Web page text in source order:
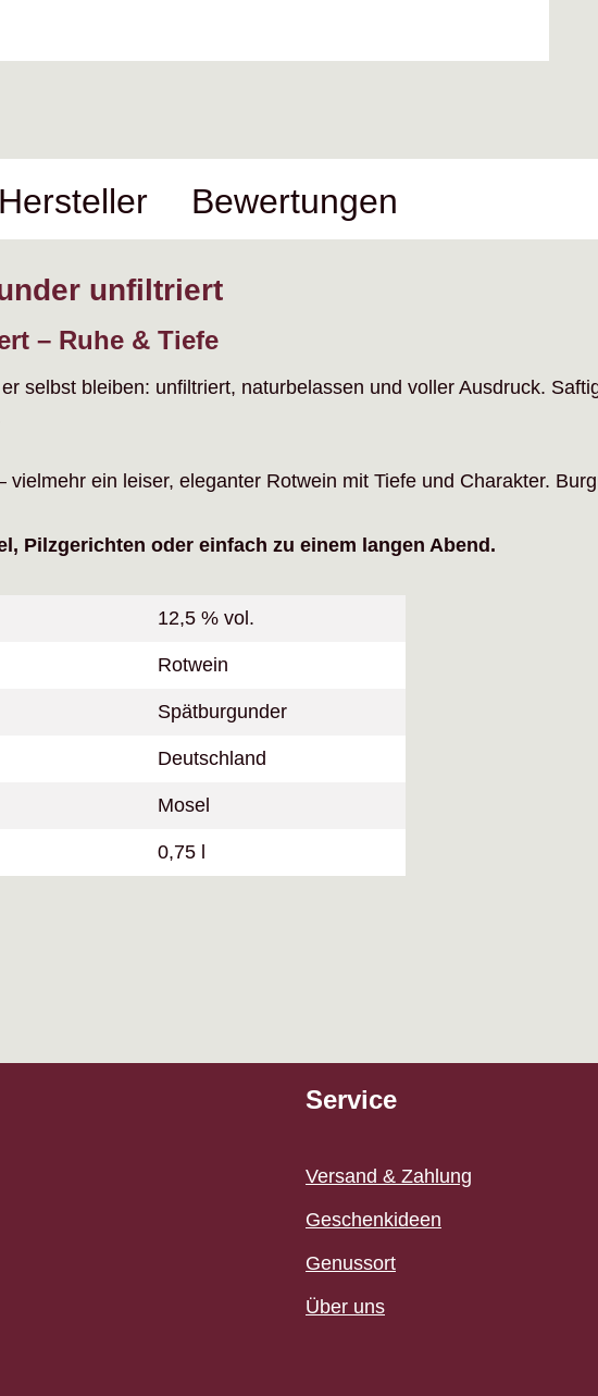
Hersteller Bewertungen
unfiltriert
– Ruhe & Tiefe
selbst bleiben: unfiltriert, naturbelassen und voller Ausdruck.
vielmehr ein leiser, eleganter Rotwein mit Tiefe und Charakter.
Pilzgerichten oder einfach zu einem langen Abend.
12,5 % vol.
Rotwein
Spätburgunder
Deutschland
Mosel
0,75 l
Service
Versand & Zahlung
Geschenkideen
Genussort
Über uns